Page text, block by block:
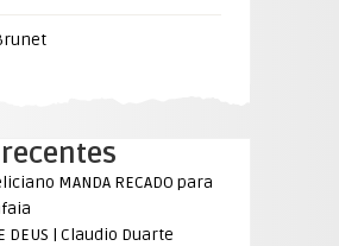
MANDA RECADO para
DEUS | Claudio Duarte